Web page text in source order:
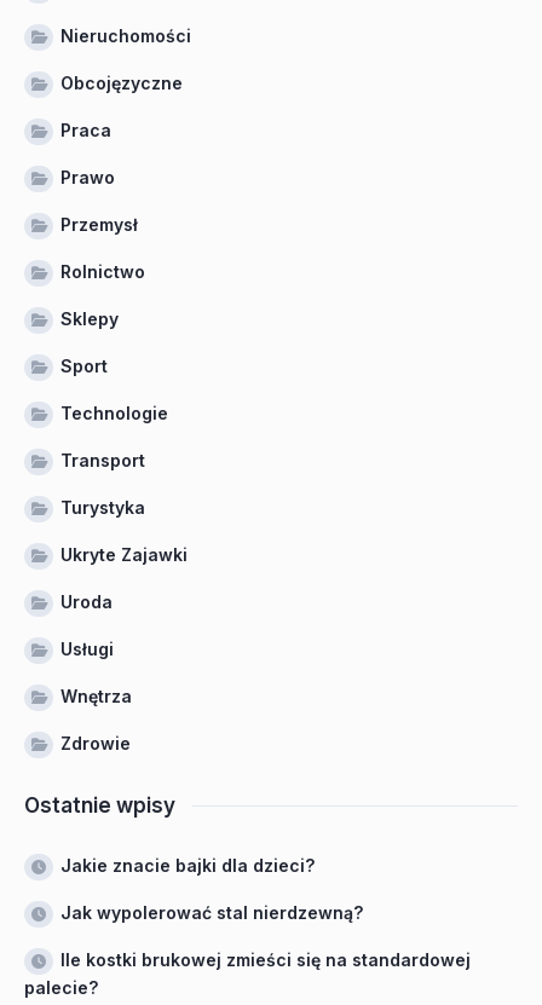
Nieruchomości
Obcojęzyczne
Praca
Prawo
Przemysł
Rolnictwo
Sklepy
Sport
Technologie
Transport
Turystyka
Ukryte Zajawki
Uroda
Usługi
Wnętrza
Zdrowie
Ostatnie wpisy
Jakie znacie bajki dla dzieci?
Jak wypolerować stal nierdzewną?
Ile kostki brukowej zmieści się na standardowej
palecie?